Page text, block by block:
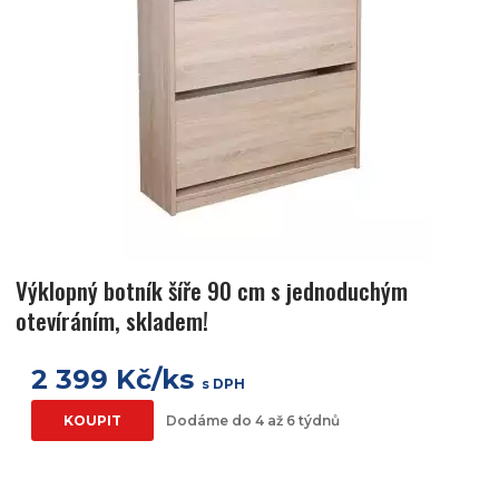
Výklopný botník šíře 90 cm s jednoduchým
otevíráním, skladem!
2 399 Kč/ks s DPH
KOUPIT Dodáme do 4 až 6 týdnů